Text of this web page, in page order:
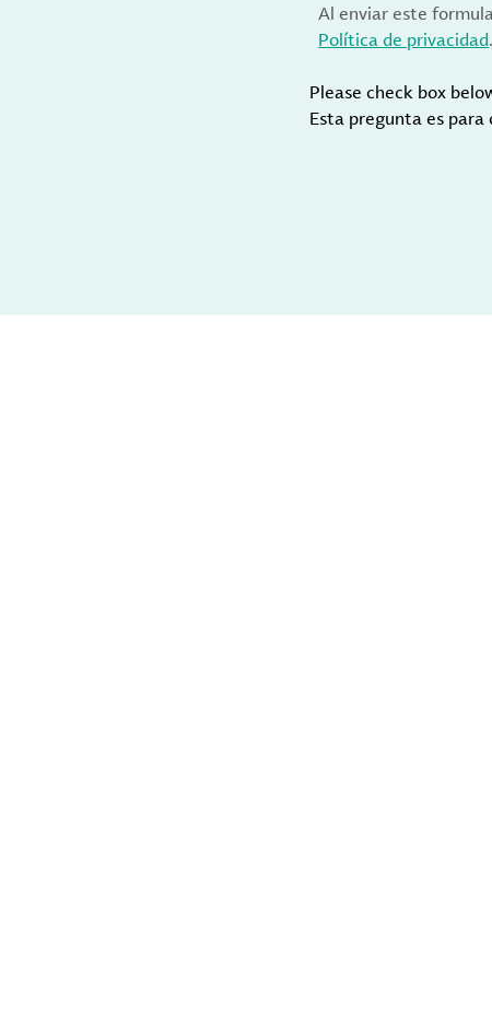
Al enviar este
Política de privacidad.
Please check box
Esta pregunta es